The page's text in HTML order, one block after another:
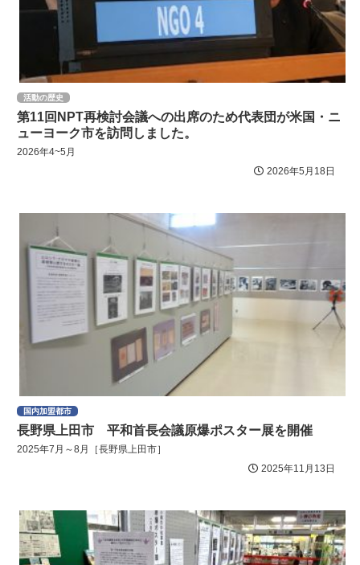
活動の歴史
第11回NPT再検討会議への出席のため代表団が米国・ニ
ューヨーク市を訪問しました。
2026年4~5月
2026年5月18日
国内加盟都市
長野県上田市 平和首長会議原爆ポスター展を開催
2025年7月～8月［長野県上田市］
2025年11月13日